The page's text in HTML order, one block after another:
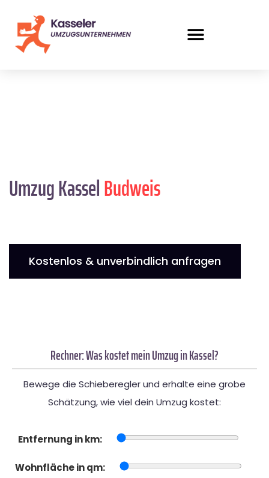
Umzug KasselBudweis
Kostenlos & unverbindlich anfragen
Rechner: Was kostet mein Umzug in Kassel?
Bewege die Schieberegler und erhalte eine grobe
Schätzung, wie viel dein Umzug kostet:
Entfernung in km:
Wohnfläche in qm: